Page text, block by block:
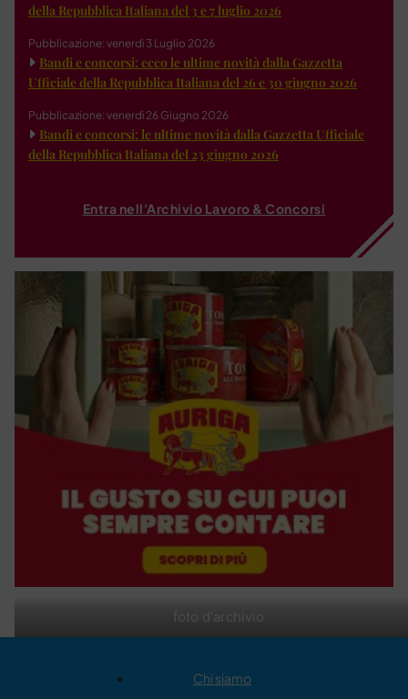
foto d'archivio
della Repubblica Italiana del 3 e 7 luglio 2026
Pubblicazione: venerdì 3 Luglio 2026
Bandi e concorsi: ecco le ultime novità dalla Gazzetta
Ufficiale della Repubblica Italiana del 26 e 30 giugno 2026
Pubblicazione: venerdì 26 Giugno 2026
Bandi e concorsi: le ultime novità dalla Gazzetta Ufficiale
della Repubblica Italiana del 23 giugno 2026
Entra nell'Archivio Lavoro & Concorsi
Chi siamo